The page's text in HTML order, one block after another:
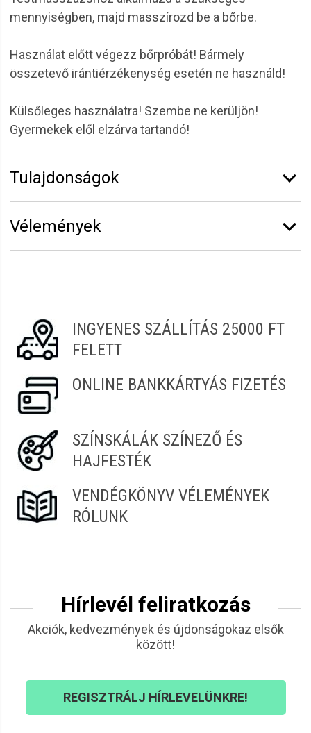
mennyiségben, majd masszírozd be a bőrbe.
Használat előtt végezz bőrpróbát! Bármely
összetevő irántiérzékenység esetén ne használd!
Külsőleges használatra! Szembe ne kerüljön!
Gyermekek elől elzárva tartandó!
Tulajdonságok
Kiszerelés:
Funkció:
Masszázs termékek
Vélemények
Judit 2022.07.01. 12:04
Nóra 2022.04.12. 15:58
Hajnalka 2022.02.04. 06:08
Pápa Bernadett 2022.01.09. 08:39
INGYENES SZÁLLÍTÁS 25000 FT
FELETT
ONLINE BANKKÁRTYÁS FIZETÉS
SZÍNSKÁLÁK SZÍNEZŐ ÉS
HAJFESTÉK
VENDÉGKÖNYV VÉLEMÉNYEK
RÓLUNK
Hírlevél feliratkozás
Akciók, kedvezmények és újdonságokaz elsők
között!
REGISZTRÁLJ HÍRLEVELÜNKRE!